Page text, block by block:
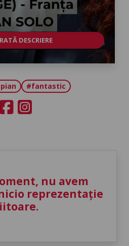
DESCRIERE
#fantastic
nu avem
reprezentație